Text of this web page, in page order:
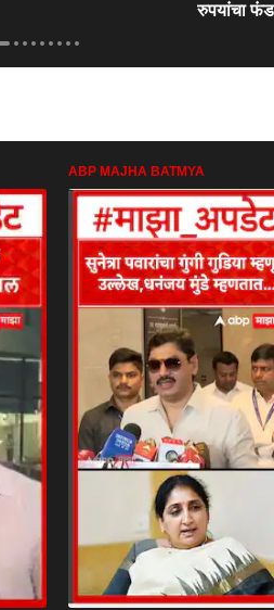
रुपयांचा
ABP MAJHA BATMYA